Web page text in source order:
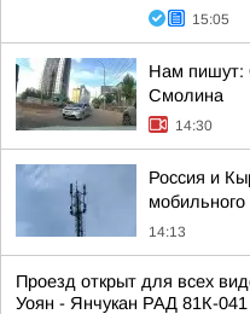
15:05
Нам пишут:
Смолина
14:30
Россия и
мобильного
14:13
Проезд открыт для всех
Уоян - Янчукан РАД 81К-